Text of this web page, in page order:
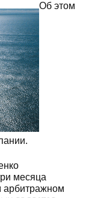
Об этом
месяца
арбитражном